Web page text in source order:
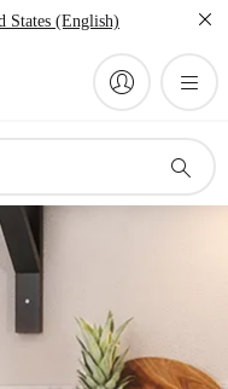
States (English)